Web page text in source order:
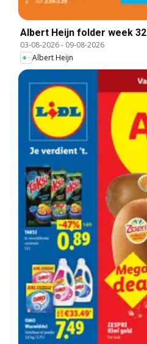
Albert Heijn folder week 32
03-08-2026- 09-08-2026
Albert Heijn